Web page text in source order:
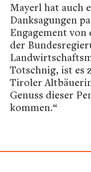
Mayerl hat auch
Danksagungen
Engagement
der
Totschnig, ist es
Tiroler
Genuss dieser
kommen.“